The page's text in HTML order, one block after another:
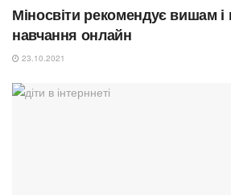
Міносвіти рекомендує вишам
навчання онлайн
23.10.2021